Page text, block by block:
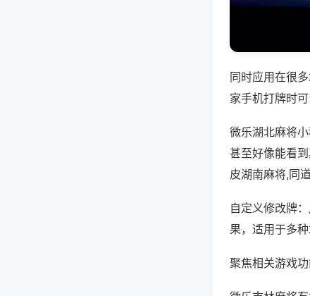
同时应用在很
家手机打牌时
微乐湖北麻将
甚至好像能看
皮湖南麻将,同
自定义修改牌
果，适用于多
聚焦相关游戏功